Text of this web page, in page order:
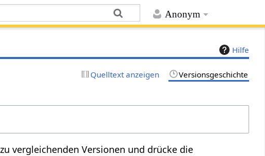
Anonym
Hilfe
Quelltext anzeigen Versionsgeschichte
vergleichenden Versionen und drücke die